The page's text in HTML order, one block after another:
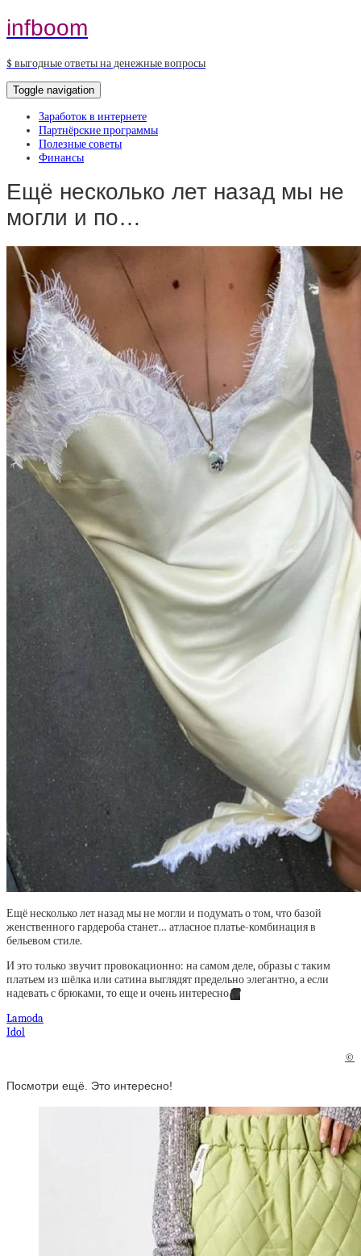
infboom
$ выгодные ответы на денежные вопросы
Toggle navigation
Заработок в интернете
Партнёрские программы
Полезные советы
Финансы
Ещё несколько лет назад мы не
могли и по…
Ещё несколько лет назад мы не могли и подумать о том, что базой
женственного гардероба станет… атласное платье-комбинация в
бельевом стиле.
И это только звучит провокационно: на самом деле, образы с таким
платьем из шёлка или сатина выглядят предельно элегантно, а если
надевать с брюками, то еще и очень интересно🖤
Lamoda
Idol
©
Посмотри ещё. Это интересно!